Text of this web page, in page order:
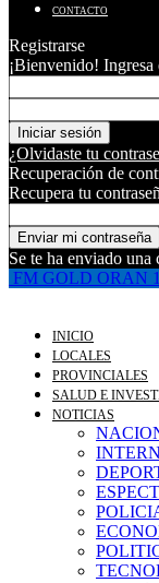
CONTACTO
Registrarse
¡Bienvenido! Ingresa
¿Olvidaste tu
Recuperación de
Recupera tu
Se te ha enviado una
FM GOLD ORAN
INICIO
LOCALES
PROVINCIALES
SALUD E
NOTICIAS